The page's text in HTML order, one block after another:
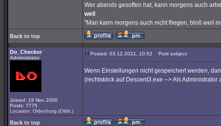
Wer abends gesoffen hat, kann morgens auch
weil
"Man kann morgens auch nicht fliegen, bloß weil
Back to top
Do_Checkor
Administrator
Joined: 19 Nov 2000
Posts: 7775
Location: Oldenburg (Oldb.)
Posted: 03.12.2021, 10:52 Post subject:
Wenn Einstellungen nicht gespeichert werden,
(rechtsklick auf Descent3.exe --> Als Administrator
Back to top